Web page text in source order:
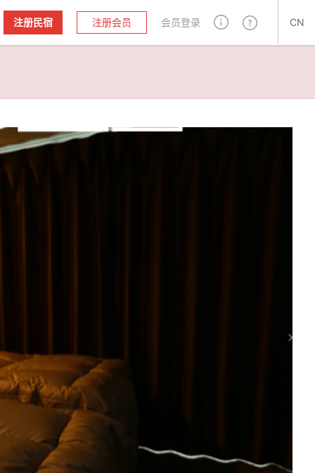
注册民宿 注册会员 会员登录 CN